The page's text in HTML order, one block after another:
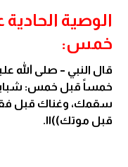
الوصية
خمس:
قال النبي – صلى الله
خمساً قبل خمس:
سقمك، وغناك قبل
قبل موتك))١١.